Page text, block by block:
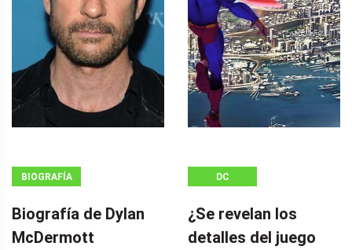
BIOGRAFÍA
Biografía de Dylan
McDermott
DC
¿Se revelan los
detalles del juego